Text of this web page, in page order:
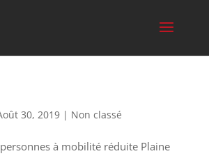
30, 2019| Non classé
à mobilité réduite Plaine